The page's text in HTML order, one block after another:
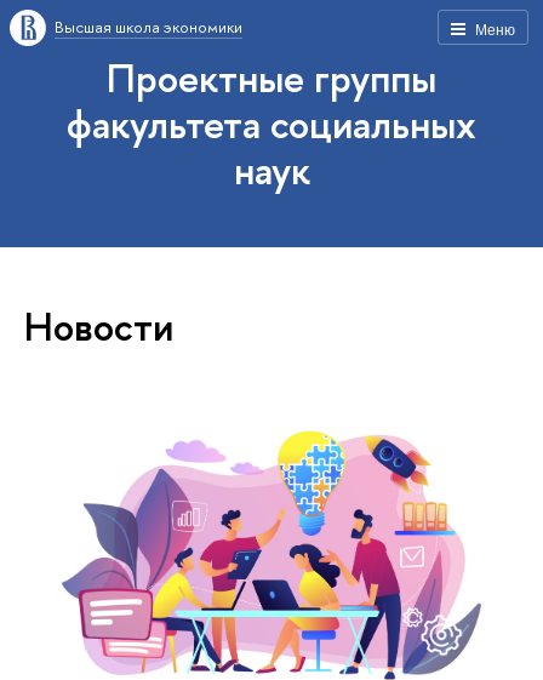
Меню
Высшая школа экономики
Проектные группы
факультета социальных
наук
Новости